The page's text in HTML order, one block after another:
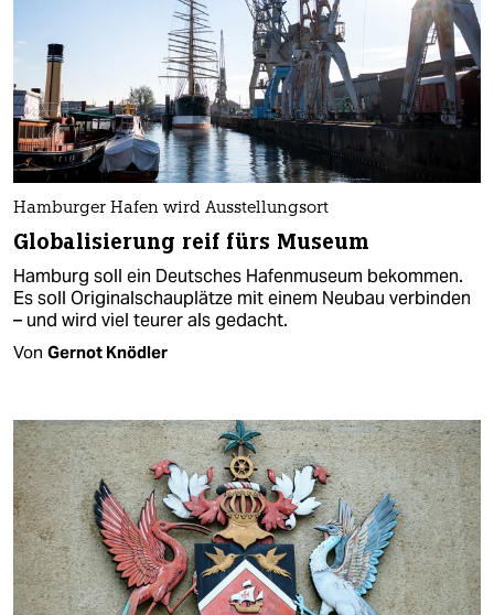
Hamburger Hafen wird Ausstellungsort
Globalisierung reif fürs Museum
Hamburg soll ein Deutsches Hafenmuseum bekommen.
Es soll Originalschauplätze mit einem Neubau verbinden
– und wird viel teurer als gedacht.
Von Gernot Knödler